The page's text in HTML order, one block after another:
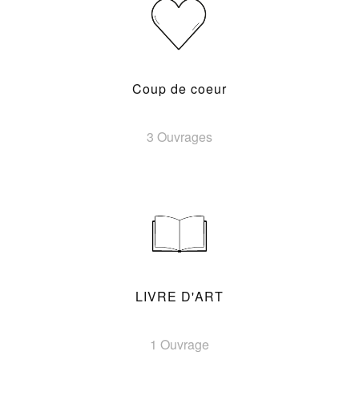
Coup de coeur
3 Ouvrages
LIVRE D'ART
1 Ouvrage